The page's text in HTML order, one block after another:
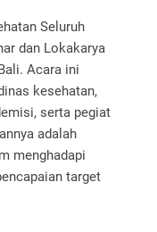
Seluruh
dan Lokakarya
Acara ini
kesehatan,
serta pegiat
adalah
menghadapi
target